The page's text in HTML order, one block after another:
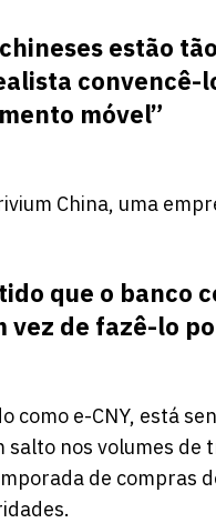
estão
convencê-
móvel”
China, uma
que o banco
vez de fazê-lo
como e-CNY, está
salto nos volumes
de compras